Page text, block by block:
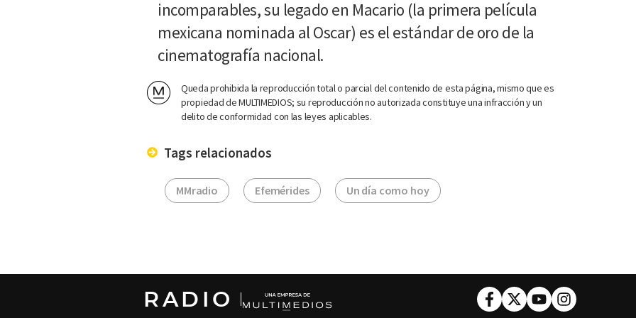
incomparables, su legado en Macario (la primera película
mexicana nominada al Oscar) es el estándar de oro de la
cinematografía nacional.
Queda prohibida la reproducción total o parcial del contenido de esta página, mismo que es
propiedad de MULTIMEDIOS; su reproducción no autorizada constituye una infracción y un
delito de conformidad con las leyes aplicables.
Tags relacionados
MMradio Efemérides Un día como hoy
RADIO Facebook
TwitterYoutubeInstagram